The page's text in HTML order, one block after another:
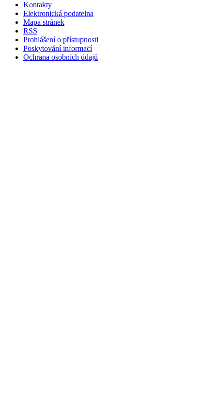
Kontakty
Elektronická podatelna
Mapa stránek
RSS
Prohlášení o přístupnosti
Poskytování informací
Ochrana osobních údajů